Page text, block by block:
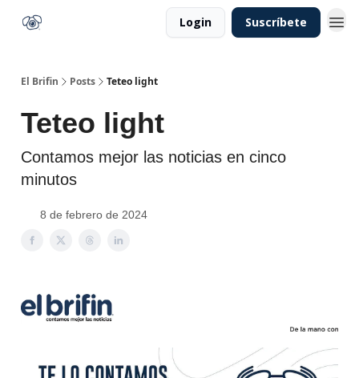
Login Suscríbete
El Brifin Posts Teteo light
Teteo light
Contamos mejor las noticias en cinco
minutos
8 de febrero de 2024